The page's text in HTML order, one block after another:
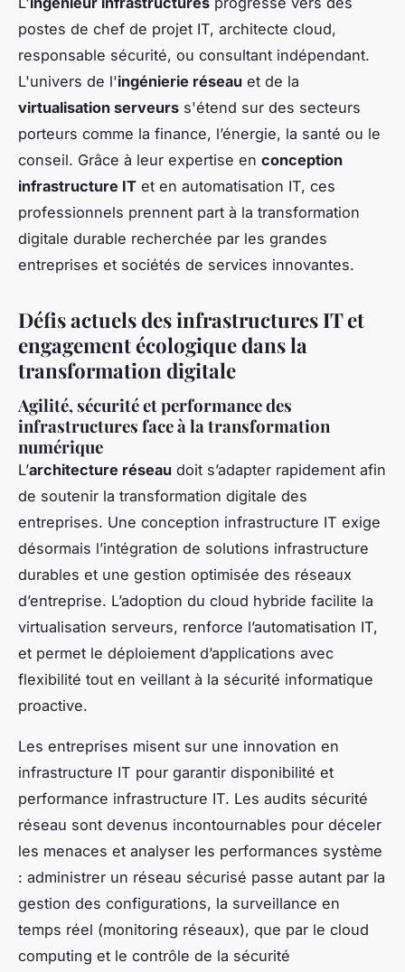
postes de chef de projet IT, architecte cloud,
responsable sécurité, ou consultant indépendant.
L'univers de l'ingénierie réseau et de la
virtualisation serveurs s'étend sur des secteurs
porteurs comme la finance, l’énergie, la santé ou le
conseil. Grâce à leur expertise en conception
infrastructure IT et en automatisation IT, ces
professionnels prennent part à la transformation
digitale durable recherchée par les grandes
entreprises et sociétés de services innovantes.
Défis actuels des infrastructures IT et
engagement écologique dans la
transformation digitale
Agilité, sécurité et performance des
infrastructures face à la transformation
numérique
L’architecture réseau doit s’adapter rapidement afin
de soutenir la transformation digitale des
entreprises. Une conception infrastructure IT exige
désormais l’intégration de solutions infrastructure
durables et une gestion optimisée des réseaux
d’entreprise. L’adoption du cloud hybride facilite la
virtualisation serveurs, renforce l’automatisation IT,
et permet le déploiement d’applications avec
flexibilité tout en veillant à la sécurité informatique
proactive.
Les entreprises misent sur une innovation en
infrastructure IT pour garantir disponibilité et
performance infrastructure IT. Les audits sécurité
réseau sont devenus incontournables pour déceler
les menaces et analyser les performances système
: administrer un réseau sécurisé passe autant par la
gestion des configurations, la surveillance en
temps réel (monitoring réseaux), que par le cloud
computing et le contrôle de la sécurité